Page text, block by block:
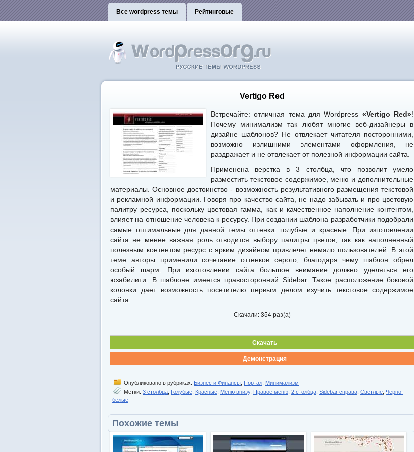
Все wordpress темы Рейтинговые
Vertigo Red
Встречайте: отличная тема для Wordpress «Vertigo Red»!
Почему минимализм так любят многие веб-дизайнеры в
дизайне шаблонов? Не отвлекает читателя посторонними,
возможно излишними элементами оформления, не
раздражает и не отвлекает от полезной информации сайта.
Применена верстка в 3 столбца, что позволит умело
разместить текстовое содержимое, меню и дополнительные
материалы. Основное достоинство - возможность результативного размещения текстовой
и рекламной информации. Говоря про качество сайта, не надо забывать и про цветовую
палитру ресурса, поскольку цветовая гамма, как и качественное наполнение контентом,
влияет на отношение человека к ресурсу. При создании шаблона разработчики подобрали
самые оптимальные для данной темы оттенки: голубые и красные. При изготовлении
сайта не менее важная роль отводится выбору палитры цветов, так как наполненный
полезным контентом ресурс с ярким дизайном привлечет немало пользователей. В этой
теме авторы применили сочетание оттенков серого, благодаря чему шаблон обрел
особый шарм. При изготовлении сайта большое внимание должно уделяться его
юзабилити. В шаблоне имеется правосторонний Sidebar. Такое расположение боковой
колонки дает возможность посетителю первым делом изучить текстовое содержимое
сайта.
Скачали: 354 раз(а)
Скачать
Демонстрация
Опубликовано в рубриках: Бизнес и Финансы Портал Минимализм
Метки: 3 столбца Голубые Красные Меню внизу, Правое меню 2 столбца Sidebar справа Светлые Чёрно-
белые
Похожие темы